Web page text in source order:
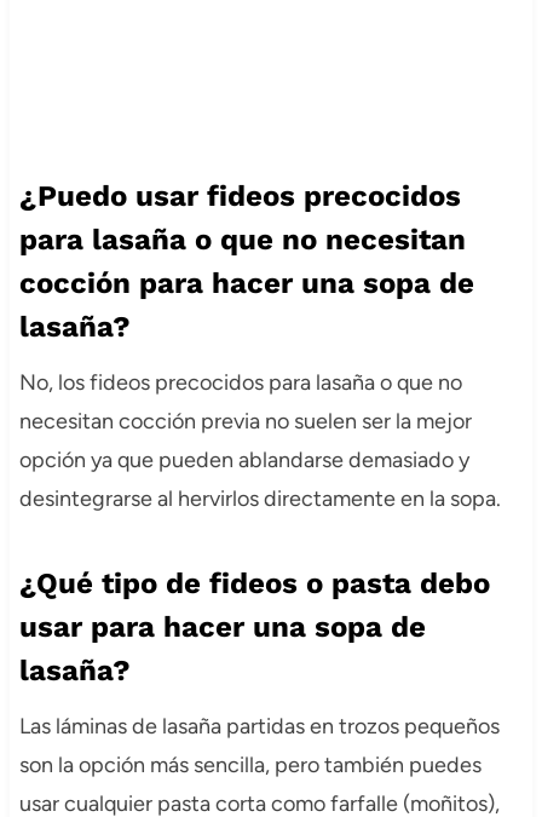
¿Puedo usar fideos precocidos
para lasaña o que no necesitan
cocción para hacer una sopa de
lasaña?
No, los fideos precocidos para lasaña o que no
necesitan cocción previa no suelen ser la mejor
opción ya que pueden ablandarse demasiado y
desintegrarse al hervirlos directamente en la sopa.
¿Qué tipo de fideos o pasta debo
usar para hacer una sopa de
lasaña?
Las láminas de lasaña partidas en trozos pequeños
son la opción más sencilla, pero también puedes
usar cualquier pasta corta como farfalle (moñitos),